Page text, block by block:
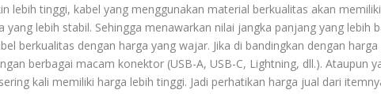
lebih tinggi, kabel yang menggunakan material berkualitas akan
yang lebih stabil. Sehingga menawarkan nilai jangka panjang yang lebih
berkualitas dengan harga yang wajar. Jika di bandingkan dengan
berbagai macam konektor (USB-A, USB-C, Lightning, dll.). Ataupun
kali memiliki harga lebih tinggi. Jadi perhatikan harga jual dari